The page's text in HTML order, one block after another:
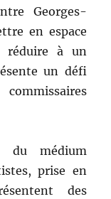
Georges-
en espace
réduire à un
un défi
du médium
prise en
des